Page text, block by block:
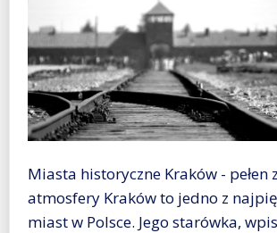
Miasta historyczne Kraków - pełen
atmosfery Kraków to jedno z
miast w Polsce. Jego starówka,